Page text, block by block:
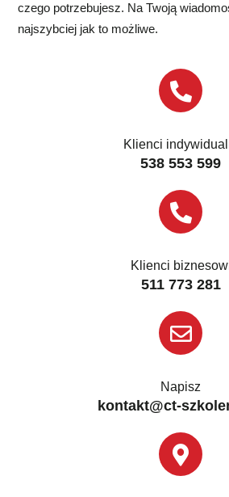
czego potrzebujesz. Na Twoją
najszybciej jak to możliwe.
Klienci
538 553 599
Klienci
511 773 281
Napisz
kontakt@ct-